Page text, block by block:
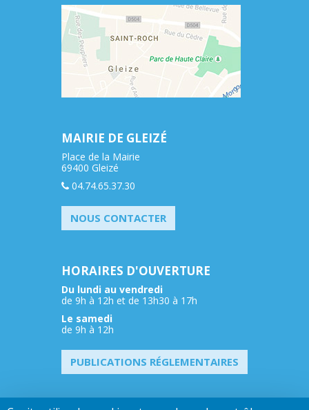
MAIRIE DE GLEIZÉ
Place de la Mairie
69400 Gleizé
04.74.65.37.30
NOUS CONTACTER
HORAIRES D'OUVERTURE
Du lundi au vendredi
de 9h à 12h et de 13h30 à 17h
Le samedi
de 9h à 12h
PUBLICATIONS RÉGLEMENTAIRES